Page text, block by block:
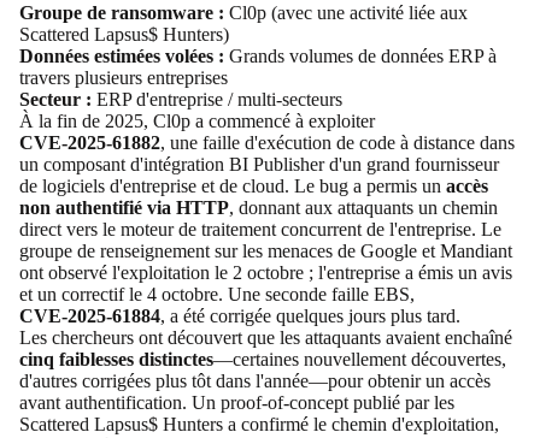
Groupe de ransomware : Cl0p (avec une activité liée aux
Scattered Lapsus$ Hunters)
Données estimées volées : Grands volumes de données ERP à
travers plusieurs entreprises
Secteur : ERP d'entreprise / multi-secteurs
À la fin de 2025, Cl0p a commencé à exploiter
CVE‑2025‑61882, une faille d'exécution de code à distance dans
un composant d'intégration BI Publisher d'un grand fournisseur
de logiciels d'entreprise et de cloud. Le bug a permis un accès
non authentifié via HTTP, donnant aux attaquants un chemin
direct vers le moteur de traitement concurrent de l'entreprise. Le
groupe de renseignement sur les menaces de Google et Mandiant
ont observé l'exploitation le 2 octobre ; l'entreprise a émis un avis
et un correctif le 4 octobre. Une seconde faille EBS,
CVE‑2025‑61884, a été corrigée quelques jours plus tard.
Les chercheurs ont découvert que les attaquants avaient enchaîné
cinq faiblesses distinctes—certaines nouvellement découvertes,
d'autres corrigées plus tôt dans l'année—pour obtenir un accès
avant authentification. Un proof-of-concept publié par les
Scattered Lapsus$ Hunters a confirmé le chemin d'exploitation,